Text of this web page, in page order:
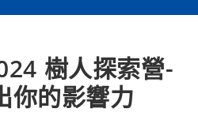
樹人探索營-
你的影響力